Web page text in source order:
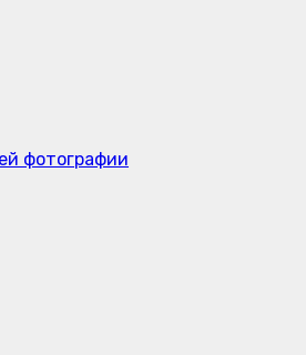
фотографии